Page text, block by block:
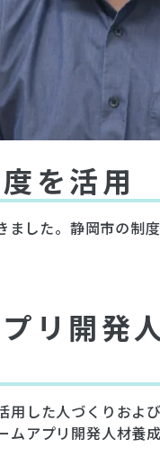
を活用
した。静岡市の制
リ開発
した人づくりおよ
アプリ開発人材養